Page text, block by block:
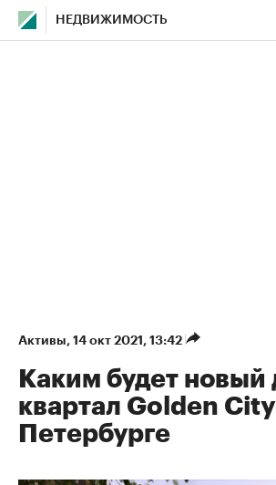
НЕДВИЖИМОСТЬ
Активы⁠, 14 окт 2021, 13:42
Каким будет новый
квартал Golden
Петербурге